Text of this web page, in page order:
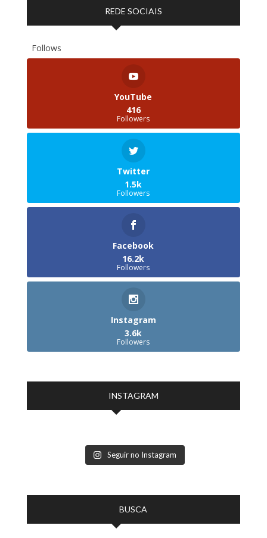
REDE SOCIAIS
Follows
YouTube
416
Followers
Twitter
1.5k
Followers
Facebook
16.2k
Followers
Instagram
3.6k
Followers
INSTAGRAM
Seguir no Instagram
BUSCA